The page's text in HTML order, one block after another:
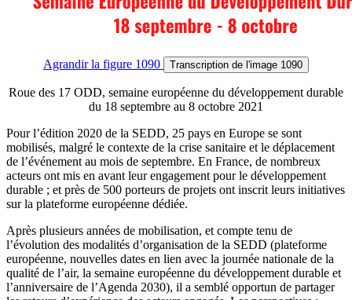
Agrandirla figure 1090 Transcription de l'image 1090
Roue des 17 ODD, semaine européenne du développement durable
du 18 septembre au 8 octobre 2021
Pour l’édition 2020 de la SEDD, 25 pays en Europe se sont
mobilisés, malgré le contexte de la crise sanitaire et le déplacement
de l’événement au mois de septembre. En France, de nombreux
acteurs ont mis en avant leur engagement pour le développement
durable ; et près de 500 porteurs de projets ont inscrit leurs initiatives
sur la plateforme européenne dédiée.
Après plusieurs années de mobilisation, et compte tenu de
l’évolution des modalités d’organisation de la SEDD (plateforme
européenne, nouvelles dates en lien avec la journée nationale de la
qualité de l’air, la semaine européenne du développement durable et
l’anniversaire de l’Agenda 2030), il a semblé opportun de partager